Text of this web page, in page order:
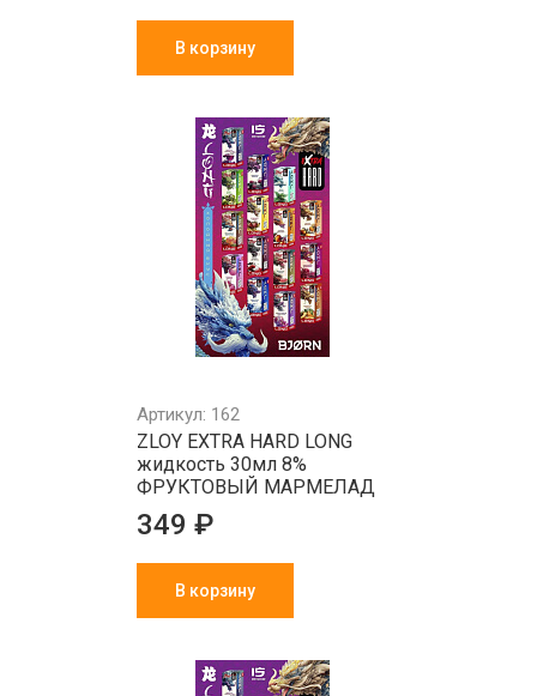
В корзину
Артикул: 162
ZLOY EXTRA HARD LONG
жидкость 30мл 8%
ФРУКТОВЫЙ МАРМЕЛАД
349 ₽
В корзину